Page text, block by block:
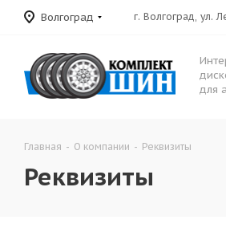
Волгоград г. Волгоград, ул.
для
Главная - О компании - Реквизиты
Реквизиты